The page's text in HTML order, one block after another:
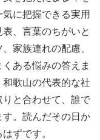
に把握できる実用
、言葉のちがいと
家族連れの配慮、
ある悩みの答えま
歌山の代表的な社
と合わせて、誰で
す。読んだその日か
ずです。